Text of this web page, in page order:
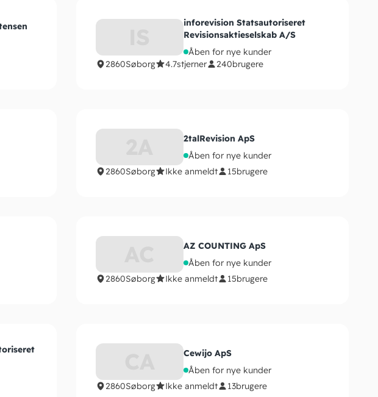
inforevision Statsautoriseret
Revisionsaktieselskab A/S
Åben for nye kunder
2860Søborg 4.7stjerner 240brugere
2talRevision ApS
Åben for nye kunder
2860Søborg Ikke anmeldt 15brugere
AZ COUNTING ApS
Åben for nye kunder
2860Søborg Ikke anmeldt 15brugere
Cewijo ApS
Åben for nye kunder
2860Søborg Ikke anmeldt 13brugere